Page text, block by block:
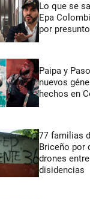
Lo que se
Epa
por
Paipa y
nuevos
hechos en
77 familias
Briceño por
drones
disidencias